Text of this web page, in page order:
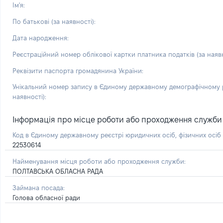
Ім'я:
По батькові (за наявності):
Дата народження:
Реєстраційний номер облікової картки платника податків (за
Реквізити паспорта громадянина України:
Унікальний номер запису в Єдиному державному демографічному
наявності):
Інформація про місце роботи або проходження служби
Код в Єдиному державному реєстрі юридичних осіб, фізичних
22530614
Найменування місця роботи або проходження служби:
ПОЛТАВСЬКА ОБЛАСНА РАДА
Займана посада:
Голова обласної ради